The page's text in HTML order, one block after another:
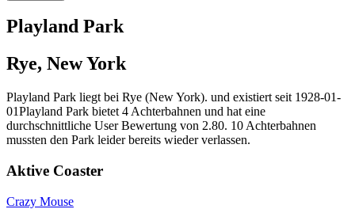
Playland Park
Rye, New York
Playland Park liegt bei Rye (New York). und existiert seit 1928-01-
01Playland Park bietet 4 Achterbahnen und hat eine
durchschnittliche User Bewertung von 2.80. 10 Achterbahnen
mussten den Park leider bereits wieder verlassen.
Aktive Coaster
Crazy Mouse